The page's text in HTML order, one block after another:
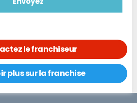
le franchiseur
plus sur la franchise